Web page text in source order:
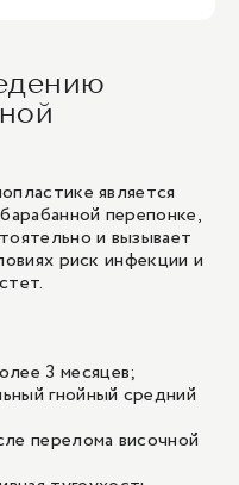
является
перепонке,
и вызывает
риск инфекции и
3 месяцев;
гнойный средний
перелома височной